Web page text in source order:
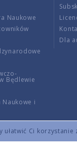
Ci
Naukowe
Będlewie
Naukowe i
Dla